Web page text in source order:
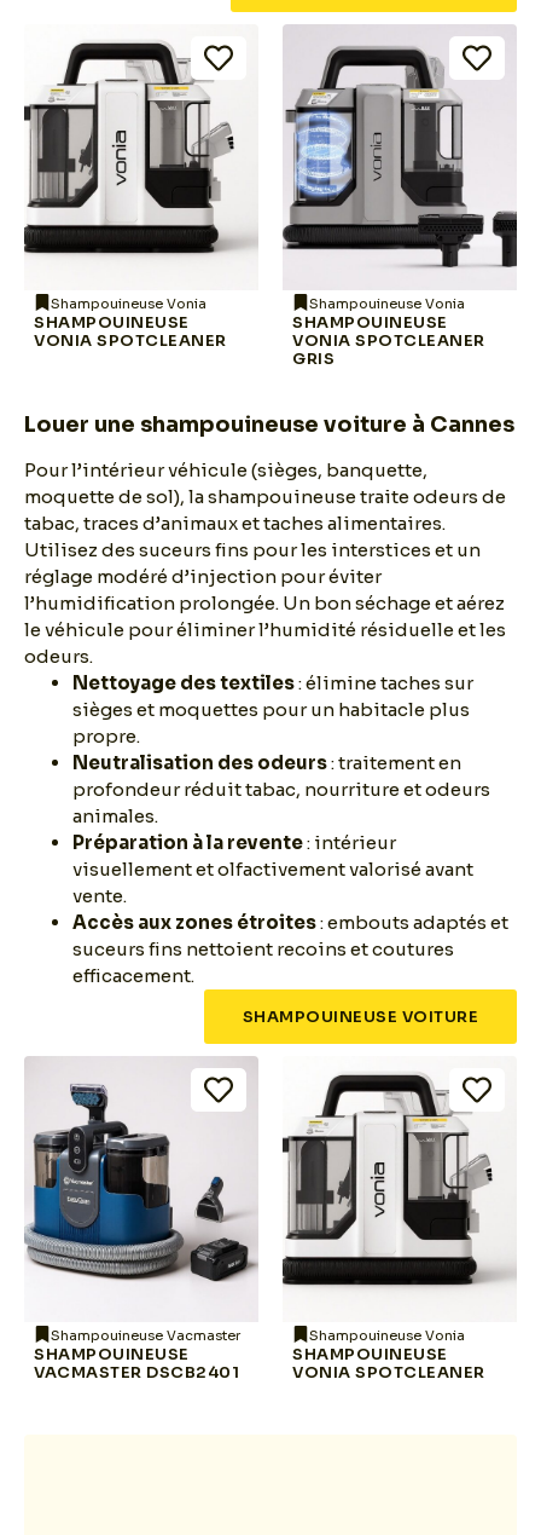
Shampouineuse Vonia
SHAMPOUINEUSE
VONIA SPOTCLEANER
Shampouineuse Vonia
SHAMPOUINEUSE
VONIA SPOTCLEANER
GRIS
Louer une shampouineuse voiture à Cannes
Pour l’intérieur véhicule (sièges, banquette,
moquette de sol), la shampouineuse traite odeurs de
tabac, traces d’animaux et taches alimentaires.
Utilisez des suceurs fins pour les interstices et un
réglage modéré d’injection pour éviter
l’humidification prolongée. Un bon séchage et aérez
le véhicule pour éliminer l’humidité résiduelle et les
odeurs.
Nettoyage des textiles: élimine taches sur
sièges et moquettes pour un habitacle plus
propre.
Neutralisation des odeurs: traitement en
profondeur réduit tabac, nourriture et odeurs
animales.
Préparation à la revente: intérieur
visuellement et olfactivement valorisé avant
vente.
Accès aux zones étroites: embouts adaptés et
suceurs fins nettoient recoins et coutures
efficacement.
SHAMPOUINEUSE VOITURE
Shampouineuse Vacmaster
SHAMPOUINEUSE
VACMASTER DSCB2401
Shampouineuse Vonia
SHAMPOUINEUSE
VONIA SPOTCLEANER